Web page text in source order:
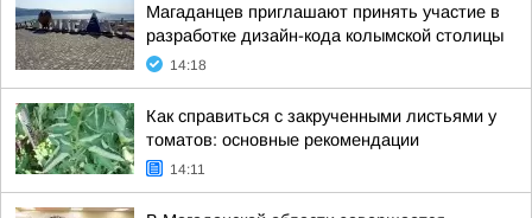
Магаданцев приглашают принять участие в
разработке дизайн-кода колымской столицы
14:18
Как справиться с закрученными листьями у
томатов: основные рекомендации
14:11